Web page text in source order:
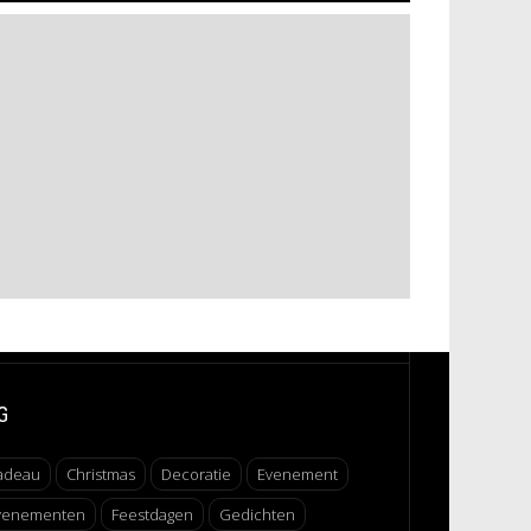
Christmas Decoratie
Evenement
Feestdagen Gedichten